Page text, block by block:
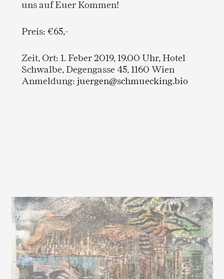
uns auf Euer Kommen!
Preis: €65,-
Zeit, Ort: 1. Feber 2019, 19.00 Uhr, Hotel
Schwalbe, Degengasse 45, 1160 Wien
Anmeldung: juergen@schmuecking.bio